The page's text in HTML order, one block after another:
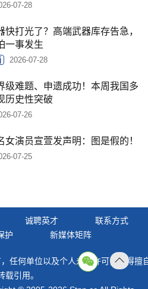
07-28
快打光了？高端武器库存告急，
一事发生
2026-07-28
级难题、申遗成功！本周我国多
历史性突破
07-26
女演员宣萱发声明：图是假的！
07-25
诚聘英才
联系方式
护 新媒体矩阵
任何单位以及个人未经许可，不得擅
载引用。